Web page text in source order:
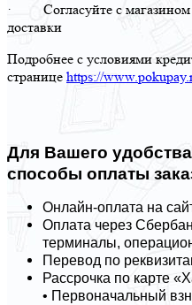
· Согласуйте с магазином
доставки
Подробнее с условиями
странице https://
Для Вашего
способы оплаты
Онлайн-оплата на
Оплата через
терминалы,
Перевод по
Рассрочка по карте
• Первоначальный